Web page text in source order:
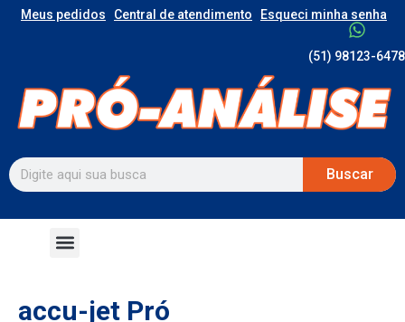
Meus pedidos Central de atendimento Esqueci minha senha
(51) 98123-6478
Buscar
accu-jet Pró